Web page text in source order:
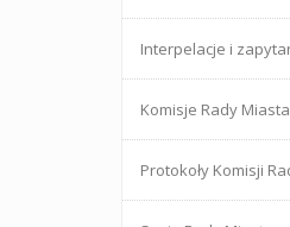
Interpelacje i
Komisje Rady Miasta
Protokoły Komisji